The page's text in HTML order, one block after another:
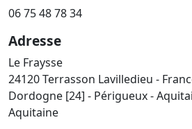
06 75 48 78 34
Adresse
Le Fraysse
24120 Terrasson Lavilledieu -
Dordogne [24] - Périgueux -
Aquitaine